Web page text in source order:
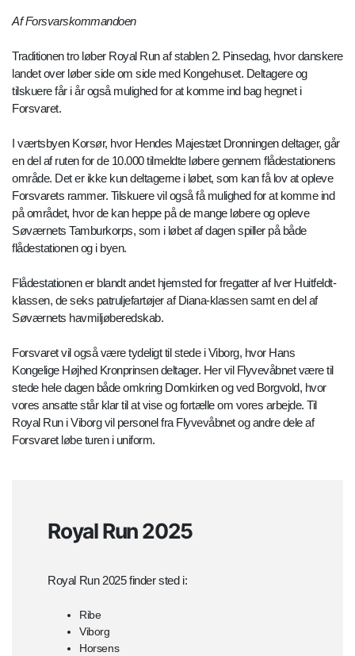
Af Forsvarskommandoen
Traditionen tro løber Royal Run af stablen 2. Pinsedag, hvor danskere
landet over løber side om side med Kongehuset. Deltagere og
tilskuere får i år også mulighed for at komme ind bag hegnet i
Forsvaret.
I værtsbyen Korsør, hvor Hendes Majestæt Dronningen deltager, går
en del af ruten for de 10.000 tilmeldte løbere gennem flådestationens
område. Det er ikke kun deltagerne i løbet, som kan få lov at opleve
Forsvarets rammer. Tilskuere vil også få mulighed for at komme ind
på området, hvor de kan heppe på de mange løbere og opleve
Søværnets Tamburkorps, som i løbet af dagen spiller på både
flådestationen og i byen.
Flådestationen er blandt andet hjemsted for fregatter af Iver Huitfeldt-
klassen, de seks patruljefartøjer af Diana-klassen samt en del af
Søværnets havmiljøberedskab.
Forsvaret vil også være tydeligt til stede i Viborg, hvor Hans
Kongelige Højhed Kronprinsen deltager. Her vil Flyvevåbnet være til
stede hele dagen både omkring Domkirken og ved Borgvold, hvor
vores ansatte står klar til at vise og fortælle om vores arbejde. Til
Royal Run i Viborg vil personel fra Flyvevåbnet og andre dele af
Forsvaret løbe turen i uniform.
Royal Run 2025
Royal Run 2025 finder sted i:
Ribe
Viborg
Horsens